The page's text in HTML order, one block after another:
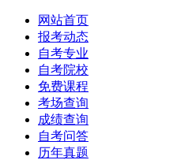
网站首页
报考动态
自考专业
自考院校
免费课程
考场查询
成绩查询
自考问答
历年真题